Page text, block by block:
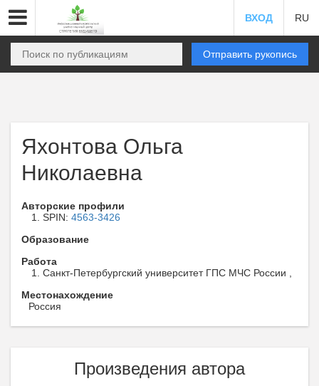
ВХОД RU
Отправить рукопись
Яхонтова Ольга
Николаевна
Авторские профили
SPIN: 4563-3426
Образование
Работа
Санкт-Петербургский университет ГПС МЧС России ,
Местонахождение
Россия
Произведения автора